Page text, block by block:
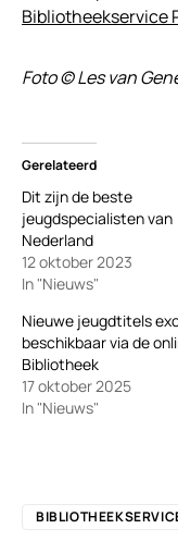
Bibliotheekservice
Foto © Les van
Gerelateerd
Dit zijn de beste
jeugdspecialisten van
Nederland
12 oktober 2023
In "Nieuws"
Nieuwe jeugdtitels
beschikbaar via de
Bibliotheek
17 oktober 2025
In "Nieuws"